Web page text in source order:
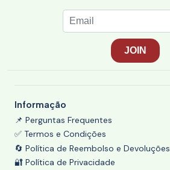
Informação
📌 Perguntas Frequentes
✅ Termos e Condições
🔄 Política de Reembolso e Devoluções
🔐 Política de Privacidade